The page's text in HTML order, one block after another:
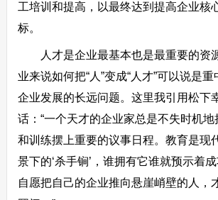
工培训和提高，以最终达到提高企业核
标。
人才是企业最基本也是最重要的资
业来说如何把“人”变成“人才”可以说是
企业发展的长远问题。这里我引用松下
话：“一个天才的企业家总是不失时机
和训练摆上重要的议事日程。教育是现
景下的‘杀手锏’，谁拥有它谁就预示着
自愿把自己的企业推向悬崖峭壁的人，